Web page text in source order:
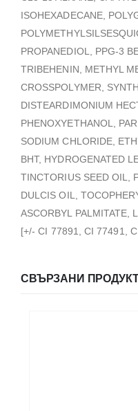
ISOHEXADECANE,
PROPANEDIOL, PPG-3
TRIBEHENIN, METHYL
CROSSPOLYMER,
DISTEARDIMONIUM
PHENOXYETHANOL,
SODIUM CHLORIDE,
BHT, HYDROGENATED
TINCTORIUS SEED OIL,
DULCIS OIL,
ASCORBYL PALMITATE,
[+/- CI 77891, CI 77491,
СВЪРЗАНИ